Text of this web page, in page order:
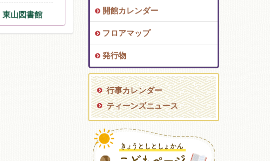
洛西図書館 向島図書館
こどもみらい館子育て図
コミュニティプラザ深草
図書館
東山図書館 開館カレンダー
フロアマップ
発行物
行事カレンダー
ティーンズニュース